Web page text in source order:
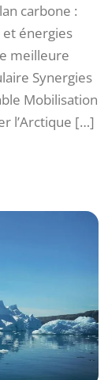
carbone :
énergies
meilleure
Synergies
Mobilisation
l’Arctique […]